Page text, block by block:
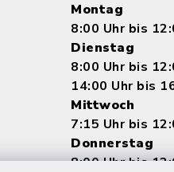
Montag
8:00 Uhr bis
Dienstag
8:00 Uhr bis
14:00 Uhr bis
Mittwoch
7:15 Uhr bis
Donnerstag
8:00 Uhr bis